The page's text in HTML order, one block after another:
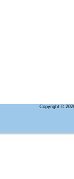
Copyright ©